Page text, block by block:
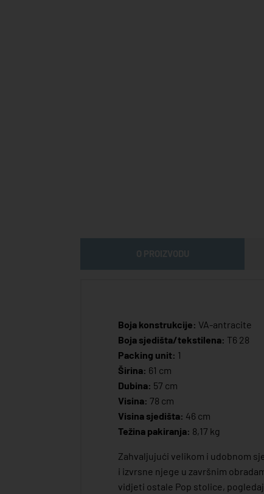
Boja konstrukcije: VA-antracite
Boja sjedišta/tekstilena: T6 28
Packing unit: 1
Širina: 61 cm
Dubina: 57 cm
Visina: 78 cm
Visina sjedišta: 46 cm
Težina pakiranja: 8,17 kg
Zahvaljujući velikom i udobnom
i izvrsne njege u završnim
vidjeti ostale Pop stolice,